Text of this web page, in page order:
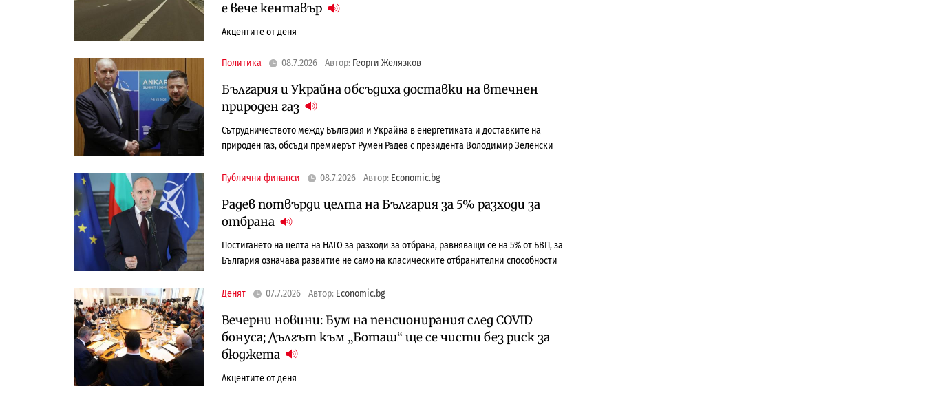
е вече кентавър
Акцентите от деня
Политика 08.7.2026 Автор: Георги Желязков
България и Украйна обсъдиха доставки на втечнен
природен газ
Сътрудничеството между България и Украйна в енергетиката и доставките на
природен газ, обсъди премиерът Румен Радев с президента Володимир Зеленски
Публични финанси 08.7.2026 Автор: Economic.bg
Радев потвърди целта на България за 5% разходи за
отбрана
Постигането на целта на НАТО за разходи за отбрана, равняващи се на 5% от БВП, за
България означава развитие не само на класическите отбранителни способности
Денят 07.7.2026 Автор: Economic.bg
Вечерни новини: Бум на пенсионирания след COVID
бонуса; Дългът към „Боташ“ ще се чисти без риск за
бюджета
Акцентите от деня